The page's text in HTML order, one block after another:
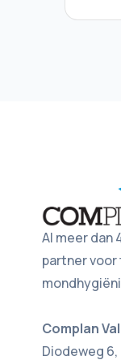
Al meer dan
partner
Complan
Diodeweg 6,